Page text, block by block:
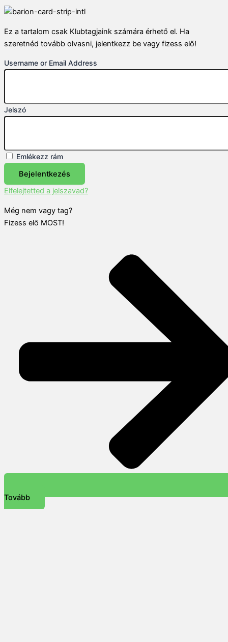
Ez a tartalom csak Klubtagjaink számára érhető el. Ha
szeretnéd tovább olvasni, jelentkezz be vagy fizess elő!
Username or Email Address
Jelszó
Emlékezz rám
Bejelentkezés
Elfelejtetted a jelszavad?
Még nem vagy tag?
Fizess elő MOST!
Tovább